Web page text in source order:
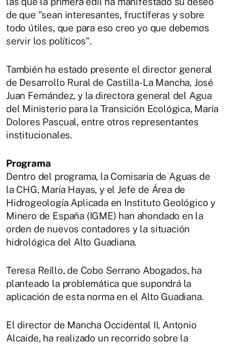
de que "sean interesantes, fructíferas y sobre
todo útiles, que para eso creo yo que debemos
servir los políticos".
También ha estado presente el director general
de Desarrollo Rural de Castilla-La Mancha, José
Juan Fernández, y la directora general del Agua
del Ministerio para la Transición Ecológica, María
Dolores Pascual, entre otros representantes
institucionales.
Programa
Dentro del programa, la Comisaría de Aguas de
la CHG, María Hayas, y el Jefe de Área de
Hidrogeología Aplicada en Instituto Geológico y
Minero de España (IGME) han ahondado en la
orden de nuevos contadores y la situación
hidrológica del Alto Guadiana.
Teresa Reíllo, de Cobo Serrano Abogados, ha
planteado la problemática que supondrá la
aplicación de esta norma en el Alto Guadiana.
El director de Mancha Occidental II, Antonio
Alcaide, ha realizado un recorrido sobre la